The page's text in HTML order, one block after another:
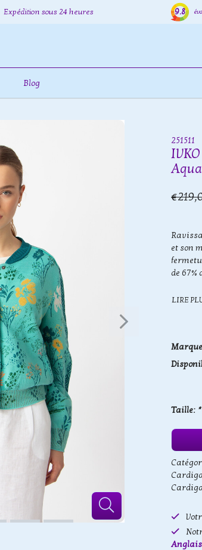
Expédition sous 24 heures 9.8
Blog
251511
Aqua
et son
de 67%
LIRE
Taille: *